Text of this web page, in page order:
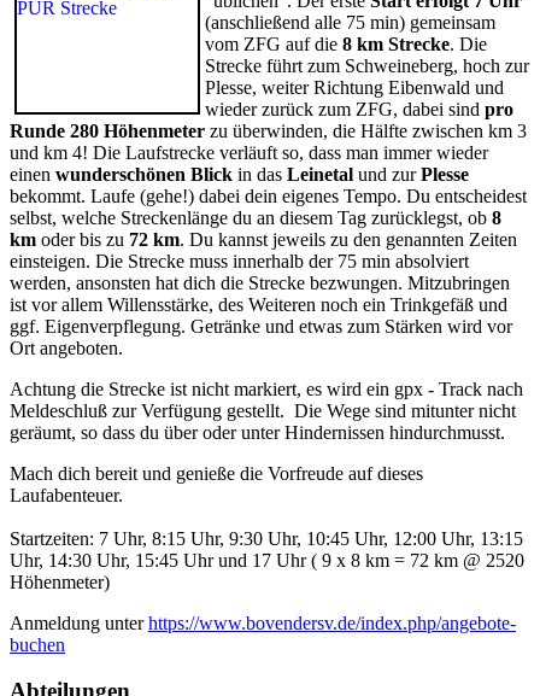
(anschließend alle 75 min) gemeinsam
vom ZFG auf die 8 km Strecke. Die
Strecke führt zum Schweineberg, hoch zur
Plesse, weiter Richtung Eibenwald und
wieder zurück zum ZFG, dabei sind pro
Runde 280 Höhenmeter zu überwinden, die Hälfte zwischen km 3
und km 4! Die Laufstrecke verläuft so, dass man immer wieder
einen wunderschönen Blick in das Leinetal und zurPlesse
bekommt. Laufe (gehe!) dabei dein eigenes Tempo. Du entscheidest
selbst, welche Streckenlänge du an diesem Tag zurücklegst, ob 8
km oder bis zu 72 km. Du kannst jeweils zu den genannten Zeiten
einsteigen. Die Strecke muss innerhalb der 75 min absolviert
werden, ansonsten hat dich die Strecke bezwungen. Mitzubringen
ist vor allem Willensstärke, des Weiteren noch ein Trinkgefäß und
ggf. Eigenverpflegung. Getränke und etwas zum Stärken wird vor
Ort angeboten.
Achtung die Strecke ist nicht markiert, es wird ein gpx - Track nach
Meldeschluß zur Verfügung gestellt. Die Wege sind mitunter nicht
geräumt, so dass du über oder unter Hindernissen hindurchmusst.
Mach dich bereit und genieße die Vorfreude auf dieses
Laufabenteuer.
Startzeiten: 7 Uhr, 8:15 Uhr, 9:30 Uhr, 10:45 Uhr, 12:00 Uhr, 13:15
Uhr, 14:30 Uhr, 15:45 Uhr und 17 Uhr ( 9 x 8 km = 72 km @ 2520
Höhenmeter)
Anmeldung unterhttps://www.bovendersv.de/index.php/angebote-
buchen